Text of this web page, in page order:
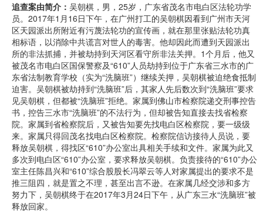
追查案由简介： 吴朝棋，男，25岁，广东省茂名市电白区法轮功学
员。2017年1月16日下午，在广州打工的吴朝棋因看到广州市天河
区天园派出所附近有污蔑法轮功的宣传画，就在那里张贴法轮功真
相标语，以消除中共谎言对世人的毒害。他却因此而遭到天园派出
所的非法抓捕，并被劫持到天河区看守所非法关押。1个月后，他又
被茂名市电白区国保警察及“610”人员劫持到位于广东省三水市的广
东省法制教育学校（实为“洗脑班”）继续关押，吴朝棋被迫绝食抵制
迫害。吴朝棋被劫持到“洗脑班”后，其家人先后数次到“洗脑班”要求
见吴朝棋，但都被“洗脑班”拒绝。家属到佛山市检察院递交刑事控告
书，控告三水市“洗脑班”的不法行为，但却被告知直接去找省检察
院。家属到省检察院后，又被告知要先找电白区检察院，要一级级
来。家属只得回茂名找电白区检察院。检察院信访接待人员说，要
释放吴朝棋，得找区“610”办公室出具相关手续和文件。家属为此又
多次到电白区“610”办公室，要求释放吴朝棋。负责接待的“610”办公
室主任陈昌兴和“610”综合股股长冯翠云等人对家属提出的要求不是
推三阻四，就是置之不理，甚至出言不逊。在家属几经交涉和多方
努力下，吴朝棋终于在2017年3月24日下午，从广东三水“洗脑班”被
释放回家。